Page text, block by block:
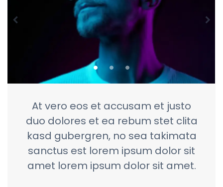
At vero eos et accusam et justo
duo dolores et ea rebum stet clita
kasd gubergren, no sea takimata
sanctus est lorem ipsum dolor sit
amet lorem ipsum dolor sit amet.